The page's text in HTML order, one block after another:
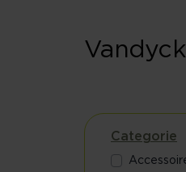
Categorie